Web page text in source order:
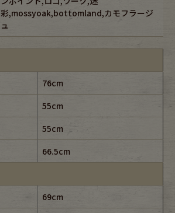
彩,mossyoak,bottomland,カモフラージ
ュ
76cm
55cm
55cm
66.5cm
69cm